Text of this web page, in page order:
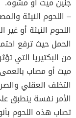
– اللحوم النيئة
اللحوم النيئة أو
الحمل حيث ترفع
من البكتيريا التي
ميت أو مصاب بالعمى
التخلف العقلي
الأمر نفسة ينطبق
تصاب هذه اللحوم